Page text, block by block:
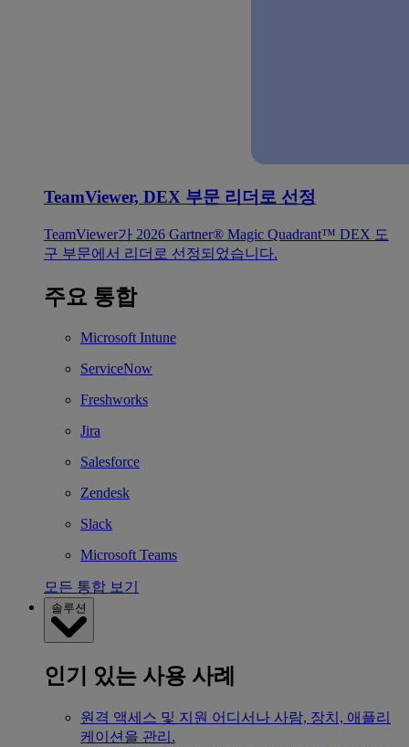
TeamViewer, DEX 부문 리더로 선정
TeamViewer가 2026 Gartner® Magic Quadrant™ DEX 도
구 부문에서 리더로 선정되었습니다.
주요 통합
Microsoft Intune
ServiceNow
Freshworks
Jira
Salesforce
Zendesk
Slack
Microsoft Teams
모든 통합 보기
솔루션
인기 있는 사용 사례
원격 액세스 및 지원 어디서나 사람, 장치, 애플리
케이션을 관리.